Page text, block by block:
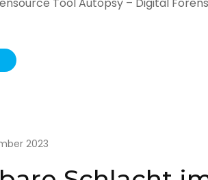
Tool Autopsy – Digital
2023